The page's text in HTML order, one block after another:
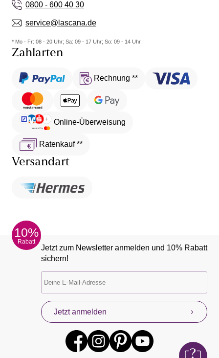
0800 - 600 40 30
service@lascana.de
* Mo - Fr: 08 - 20 Uhr; Sa: 09 - 17 Uhr; So: 09 - 14 Uhr.
Zahlarten
Rechnung **
Online-Überweisung
Ratenkauf **
Versandart
10%
Rabatt
Jetzt zum Newsletter anmelden und 10% Rabatt
sichern!
Jetzt anmelden